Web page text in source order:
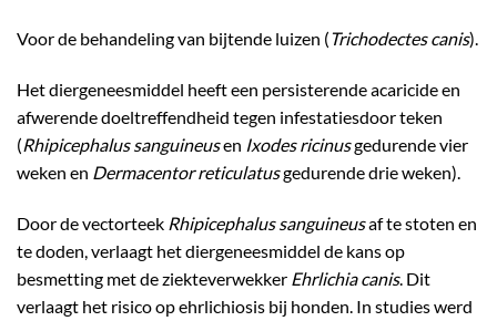
Voor de behandeling van bijtende luizen (Trichodectes canis).
Het diergeneesmiddel heeft een persisterende acaricide en
afwerende doeltreffendheid tegen infestatiesdoor teken
(Rhipicephalus sanguineusen Ixodes ricinusgedurende vier
weken en Dermacentor reticulatusgedurende drie weken).
Door de vectorteek Rhipicephalus sanguineusaf te stoten en
te doden, verlaagt het diergeneesmiddel de kans op
besmetting met de ziekteverwekker Ehrlichia canis. Dit
verlaagt het risico op ehrlichiosis bij honden. In studies werd